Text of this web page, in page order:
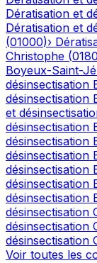
Dératisation et
Dératisation et
(01000)›
Christophe (
Boyeux-Saint-
désinsectisation
désinsectisation
et
désinsectisation
désinsectisation
désinsectisation
désinsectisation
désinsectisation
désinsectisation
désinsectisation
désinsectisation
désinsectisation
Voir toutes les